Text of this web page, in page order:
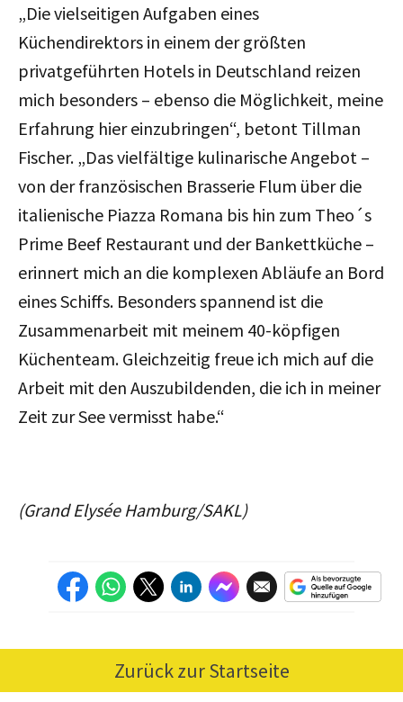
„Die vielseitigen Aufgaben eines
Küchendirektors in einem der größten
privatgeführten Hotels in Deutschland reizen
mich besonders – ebenso die Möglichkeit, meine
Erfahrung hier einzubringen“, betont Tillman
Fischer. „Das vielfältige kulinarische Angebot –
von der französischen Brasserie Flum über die
italienische Piazza Romana bis hin zum Theo´s
Prime Beef Restaurant und der Bankettküche –
erinnert mich an die komplexen Abläufe an Bord
eines Schiffs. Besonders spannend ist die
Zusammenarbeit mit meinem 40-köpfigen
Küchenteam. Gleichzeitig freue ich mich auf die
Arbeit mit den Auszubildenden, die ich in meiner
Zeit zur See vermisst habe.“
(Grand Elysée Hamburg/SAKL)
Zurück zur Startseite